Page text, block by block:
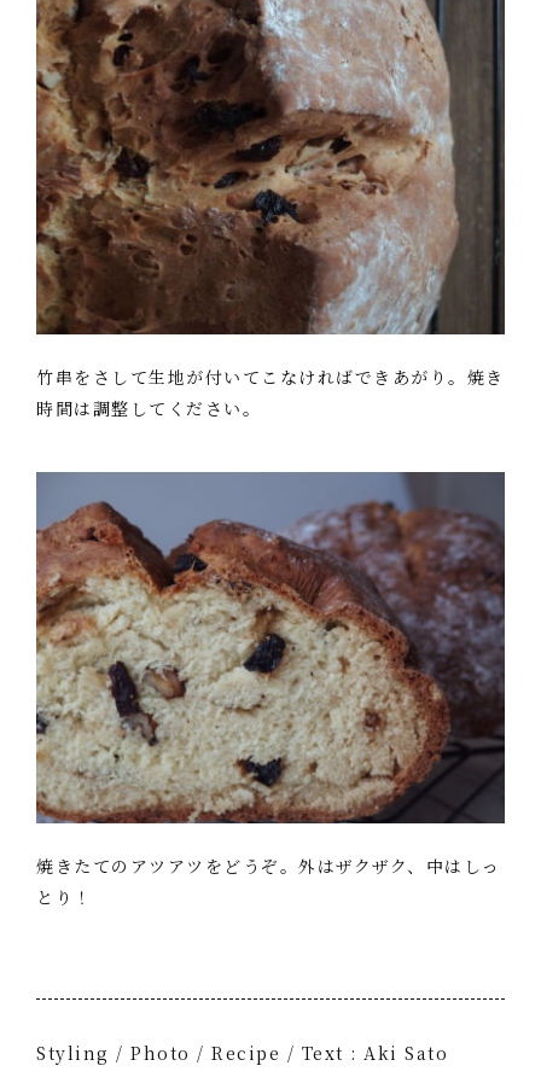
竹串をさして生地が付いてこなければできあがり。焼き
時間は調整してください。
焼きたてのアツアツをどうぞ。外はザクザク、中はしっ
とり！
Styling / Photo / Recipe / Text : Aki Sato